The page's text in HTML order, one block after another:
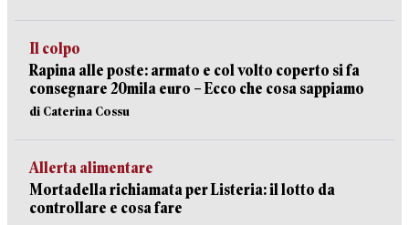
Il colpo
Rapina alle poste: armato e col volto coperto si fa
consegnare 20mila euro – Ecco che cosa sappiamo
di Caterina Cossu
Allerta alimentare
Mortadella richiamata per Listeria: il lotto da
controllare e cosa fare